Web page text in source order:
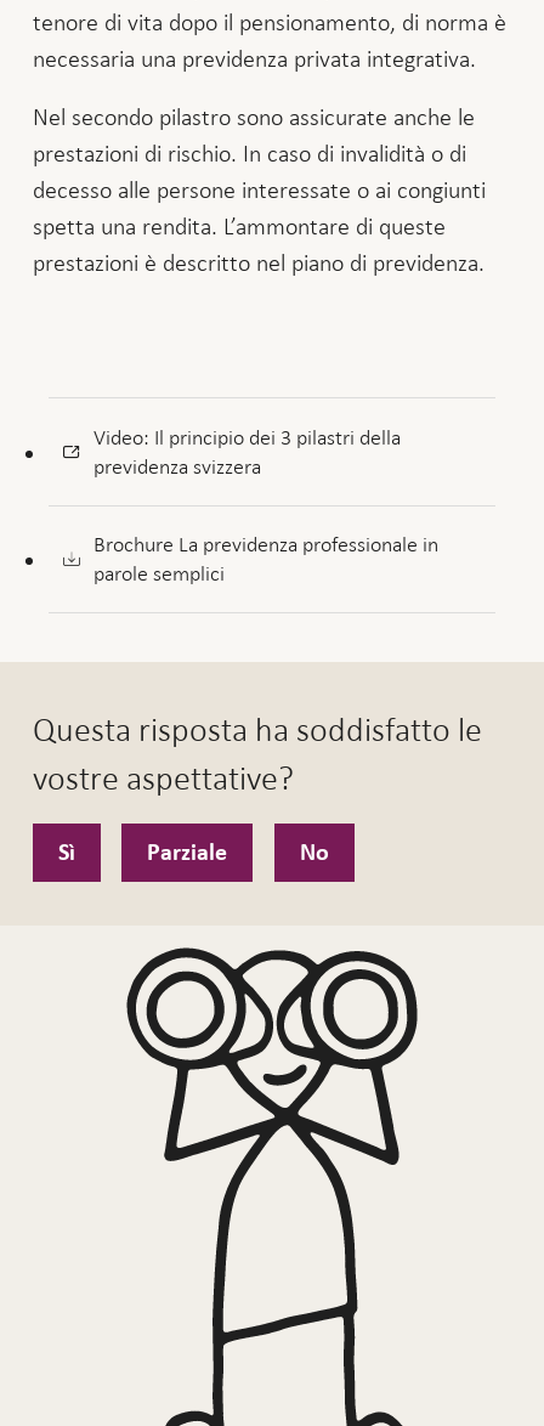
tenore di vita dopo il pensionamento, di norma è
necessaria una previdenza privata integrativa.
Nel secondo pilastro sono assicurate anche le
prestazioni di rischio. In caso di invalidità o di
decesso alle persone interessate o ai congiunti
spetta una rendita. L’ammontare di queste
prestazioni è descritto nel piano di previdenza.
Video: Il principio dei 3 pilastri della
previdenza svizzera
Brochure La previdenza professionale in
parole semplici
Questa risposta ha soddisfatto le
vostre aspettative?
Sì Parziale No